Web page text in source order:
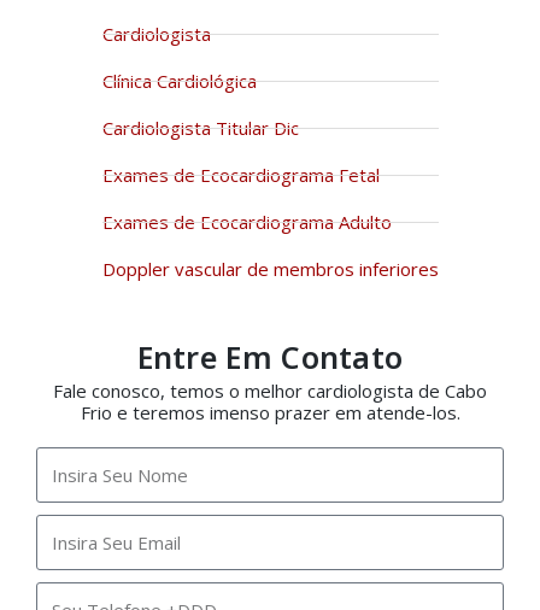
Cardiologista
Clínica Cardiológica
Cardiologista Titular Dic
Exames de Ecocardiograma Fetal
Exames de Ecocardiograma Adulto
Doppler vascular de membros inferiores
Entre Em Contato
Fale conosco, temos o melhor cardiologista de Cabo
Frio e teremos imenso prazer em atende-los.